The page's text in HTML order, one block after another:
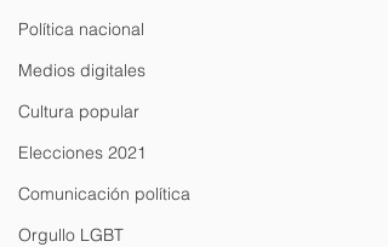
Política nacional
Medios digitales
Cultura popular
Elecciones 2021
Comunicación política
Orgullo LGBT